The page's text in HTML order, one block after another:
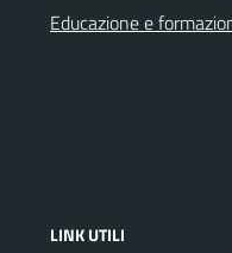
Educazione e
LINK UTILI